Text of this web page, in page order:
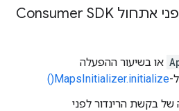
או בשיעור ההפעלה
MapsInitializer.initialize()
בקשת הרינדור לפני